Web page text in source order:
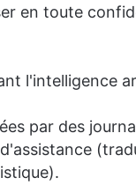
en toute
l'intelligence
par des